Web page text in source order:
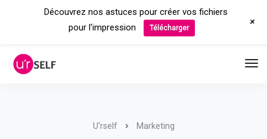
U'rself Marketing
Découvrez nos astuces pour créer vos fichiers
pour l'impression
Télécharger +